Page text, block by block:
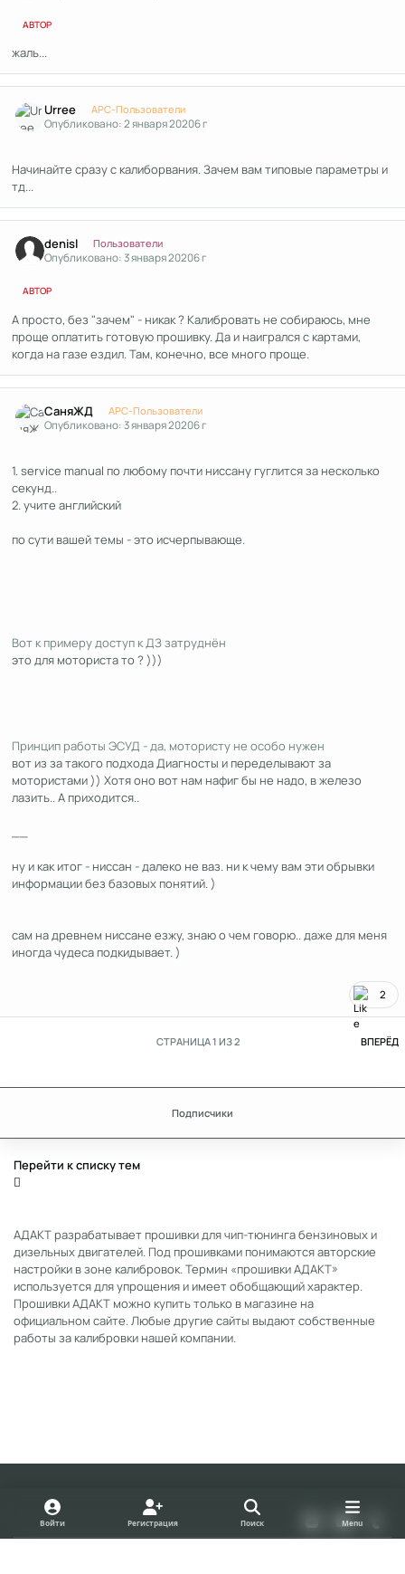
АВТОР
жаль...
Urree APC-Пользователи
Опубликовано:2 января 20206 г
Начинайте сразу с калиборвания. Зачем вам типовые параметры и
тд...
denisl Пользователи
Опубликовано:3 января 20206 г
АВТОР
А просто, без "зачем" - никак ? Калибровать не собираюсь, мне
проще оплатить готовую прошивку. Да и наигрался с картами,
когда на газе ездил. Там, конечно, все много проще.
СаняЖД APC-Пользователи
Опубликовано:3 января 20206 г
1. service manual по любому почти ниссану гуглится за несколько
секунд..
2. учите английский
по сути вашей темы - это исчерпывающе.
Вот к примеру доступ к ДЗ затруднён
это для моториста то ? )))
Принцип работы ЭСУД - да, мотористу не особо нужен
вот из за такого подхода Диагносты и переделывают за
мотористами )) Хотя оно вот нам нафиг бы не надо, в железо
лазить.. А приходится..
ну и как итог - ниссан - далеко не ваз. ни к чему вам эти обрывки
информации без базовых понятий. )
сам на древнем ниссане езжу, знаю о чем говорю.. даже для меня
иногда чудеса подкидывает. )
2
ВПЕРЁД
СТРАНИЦА 1 ИЗ 2
Подписчики
Перейти к списку тем
АДАКТ разрабатывает прошивки для чип-тюнинга бензиновых и
дизельных двигателей. Под прошивками понимаются авторские
настройки в зоне калибровок. Термин «прошивки АДАКТ»
используется для упрощения и имеет обобщающий характер.
Прошивки АДАКТ можно купить только в магазине на
официальном сайте. Любые другие сайты выдают собственные
работы за калибровки нашей компании.
Light ModeDark ModeSystem Preference
k
o
t
u
Войти Регистрация Поиск Menu